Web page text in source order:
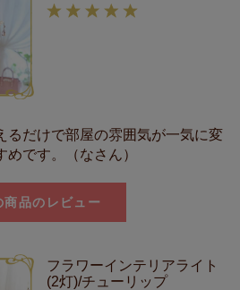
るだけで部屋の雰囲気が一気に変
です。（なさん）
商品のレビュー
フラワーインテリアライト
(2灯)/チューリップ